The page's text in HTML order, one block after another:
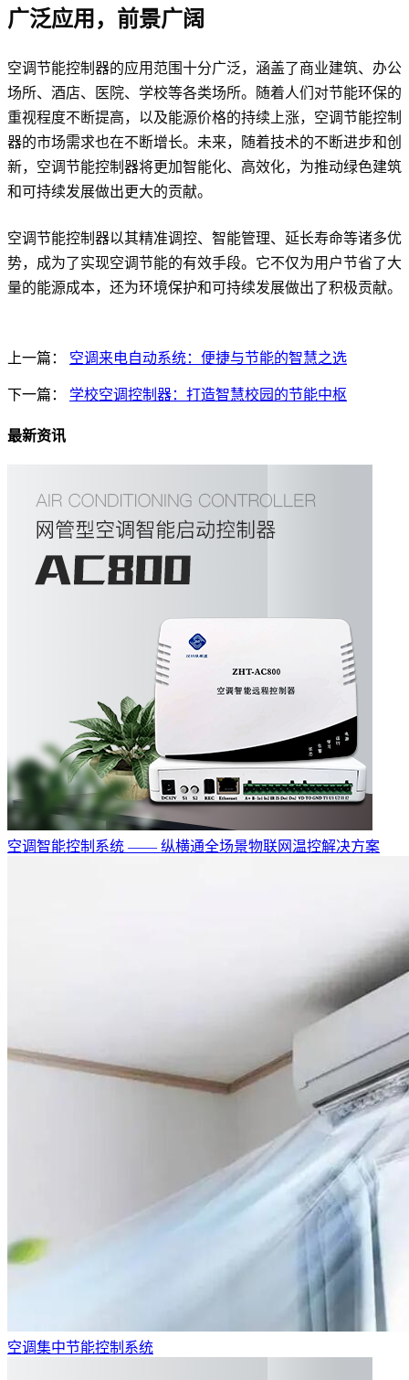
广泛应用，前景广阔
空调节能控制器的应用范围十分广泛，涵盖了商业建筑、办公
场所、酒店、医院、学校等各类场所。随着人们对节能环保的
重视程度不断提高，以及能源价格的持续上涨，空调节能控制
器的市场需求也在不断增长。未来，随着技术的不断进步和创
新，空调节能控制器将更加智能化、高效化，为推动绿色建筑
和可持续发展做出更大的贡献。
空调节能控制器以其精准调控、智能管理、延长寿命等诸多优
势，成为了实现空调节能的有效手段。它不仅为用户节省了大
量的能源成本，还为环境保护和可持续发展做出了积极贡献。
上一篇： 空调来电自动系统：便捷与节能的智慧之选
下一篇： 学校空调控制器：打造智慧校园的节能中枢
最新资讯
空调智能控制系统 —— 纵横通全场景物联网温控解决方案
空调集中节能控制系统